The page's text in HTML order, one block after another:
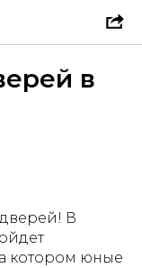
в
В
котором юные